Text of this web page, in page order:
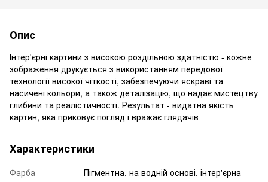
Опис
Інтер'єрні картини з високою роздільною здатністю - кожне
зображення друкується з використанням передової
технології високої чіткості, забезпечуючи яскраві та
насичені кольори, а також деталізацію, що надає мистецтву
глибини та реалістичності. Результат - видатна якість
картин, яка приковує погляд і вражає глядачів
Характеристики
Фарба
Пігментна, на водній основі, інтер'єрна